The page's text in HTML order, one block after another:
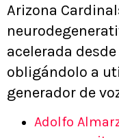
Arizona
acelerada
obligándolo a
generador de
Adolfo